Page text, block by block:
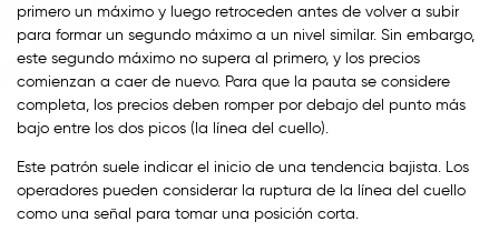
primero un máximo y luego retroceden antes de volver a subir
para formar un segundo máximo a un nivel similar. Sin embargo,
este segundo máximo no supera al primero, y los precios
comienzan a caer de nuevo. Para que la pauta se considere
completa, los precios deben romper por debajo del punto más
bajo entre los dos picos (la línea del cuello).
Este patrón suele indicar el inicio de una tendencia bajista. Los
operadores pueden considerar la ruptura de la línea del cuello
como una señal para tomar una posición corta.